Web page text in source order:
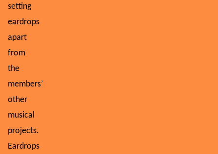
setting
eardrops
apart
from
the
members’
other
musical
projects.
Eardrops